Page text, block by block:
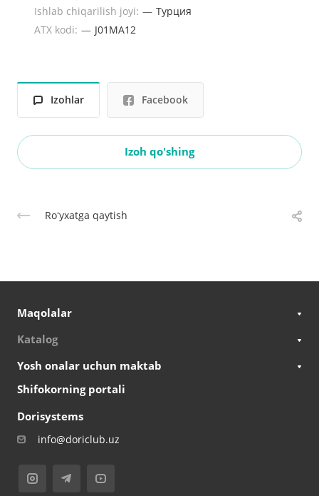
Ishlab chiqarilish joyi: — Турция
ATX kodi: — J01MA12
Izohlar Facebook
Izoh qo'shing
Roʻyxatga qaytish
Maqolalar
Katalog
Yosh onalar uchun maktab
Shifokorning portali
Dorisystems
info@doriclub.uz